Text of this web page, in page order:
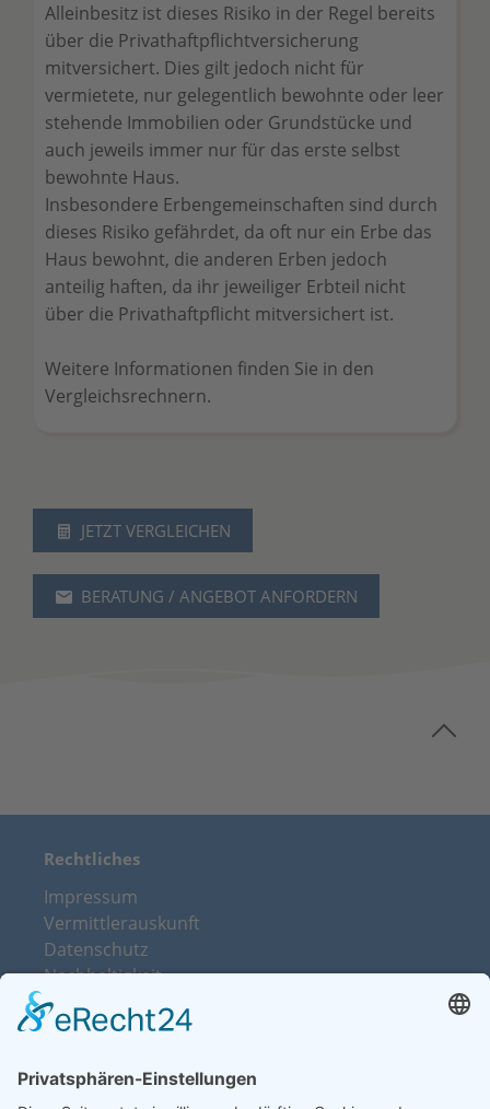
Alleinbesitz ist dieses Risiko in der Regel bereits
über die Privathaftpflichtversicherung
mitversichert. Dies gilt jedoch nicht für
vermietete, nur gelegentlich bewohnte oder leer
stehende Immobilien oder Grundstücke und
auch jeweils immer nur für das erste selbst
bewohnte Haus.
Insbesondere Erbengemeinschaften sind durch
dieses Risiko gefährdet, da oft nur ein Erbe das
Haus bewohnt, die anderen Erben jedoch
anteilig haften, da ihr jeweiliger Erbteil nicht
über die Privathaftpflicht mitversichert ist.
Weitere Informationen finden Sie in den
Vergleichsrechnern.
JETZT VERGLEICHEN
BERATUNG / ANGEBOT ANFORDERN
Rechtliches
Impressum
Vermittlerauskunft
Datenschutz
Nachhaltigkeit
Beschwerdemanagement
Vertrag widerrufen
Über uns